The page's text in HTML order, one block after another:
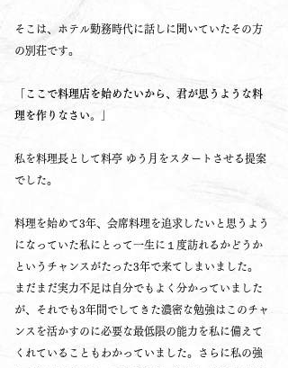
そこは、ホテル勤務時代に話しに聞いていたその方
の別荘です。
「ここで料理店を始めたいから、君が思うような料
理を作りなさい。」
私を料理長として料亭 ゆう月をスタートさせる提案
でした。
料理を始めて3年、会席料理を追求したいと思うよう
になっていた私にとって一生に１度訪れるかどうか
というチャンスがたった3年で来てしまいました。
まだまだ実力不足は自分でもよく分かっていました
が、それでも3年間でしてきた濃密な勉強はこのチャ
ンスを活かすのに必要な最低限の能力を私に備えて
くれていることもわかっていました。さらに私の強